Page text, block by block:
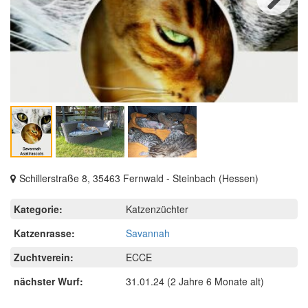
Next
Schillerstraße 8, 35463 Fernwald - Steinbach (Hessen)
Kategorie:
Katzenzüchter
Katzenrasse:
Savannah
Zuchtverein:
ECCE
nächster Wurf:
31.01.24 (2 Jahre 6 Monate alt)